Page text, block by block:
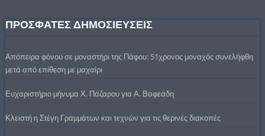
ΠΡΟΣΦΑΤΕΣ ΔΗΜΟΣΙΕΥΣΕΙΣ
Απόπειρα φόνου σε μοναστήρι της Πάφου: 51χρονος μοναχός συνελήφθη
μετά από επίθεση με μαχαίρι
Ευχαριστήριο μήνυμα Χ. Πάζαρου για Α. Βαφεάδη
Κλειστή η Στέγη Γραμμάτων και τεχνών για τις θερινές διακοπές